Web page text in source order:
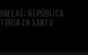
REPÚBLICA
EN SANTO